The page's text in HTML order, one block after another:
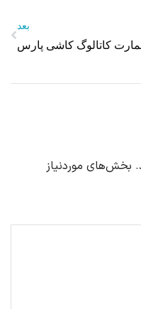
بعد
کاتالوگ کاشی پارس
بخش‌های موردنیاز